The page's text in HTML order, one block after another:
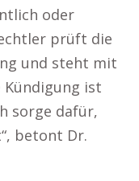
oder
prüft die
und steht mit
Kündigung ist
sorge dafür,
betont Dr.